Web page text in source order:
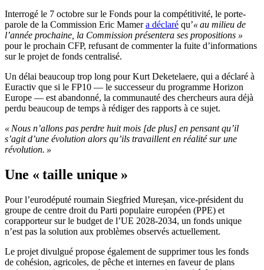
Interrogé le 7 octobre sur le Fonds pour la compétitivité, le porte-
parole de la Commission Eric Mamera déclaré qu’« au milieu de
l’année prochaine, la Commission présentera ses propositions »
pour le prochain CFP, refusant de commenter la fuite d’informations
sur le projet de fonds centralisé.
Un délai beaucoup trop long pour Kurt Deketelaere, qui a déclaré à
Euractiv que si le FP10 — le successeur du programme Horizon
Europe — est abandonné, la communauté des chercheurs aura déjà
perdu beaucoup de temps à rédiger des rapports à ce sujet.
« Nous n’allons pas perdre huit mois [de plus] en pensant qu’il
s’agit d’une évolution alors qu’ils travaillent en réalité sur une
révolution. »
Une « taille unique »
Pour l’eurodéputé roumain Siegfried Mureșan, vice-président du
groupe de centre droit du Parti populaire européen (PPE) et
corapporteur sur le budget de l’UE 2028-2034, un fonds unique
n’est pas la solution aux problèmes observés actuellement.
Le projet divulgué propose également de supprimer tous les fonds
de cohésion, agricoles, de pêche et internes en faveur de plans